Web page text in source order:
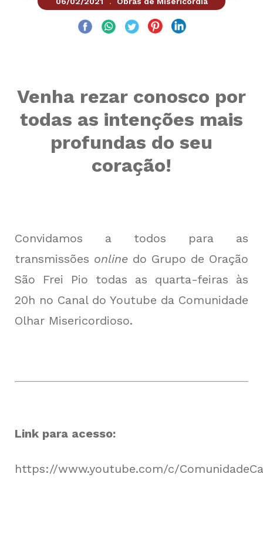
Venha rezar conosco por
todas as intenções mais
profundas do seu
coração!
Convidamos a todos para as
transmissões online do Grupo de Oração
São Frei Pio todas as quarta-feiras às
20h no Canal do Youtube da Comunidade
Olhar Misericordioso.
Link para acesso:
https://www.youtube.com/c/